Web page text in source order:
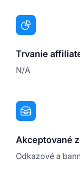
Trvanie
N/A
Akceptované
Odkazové a